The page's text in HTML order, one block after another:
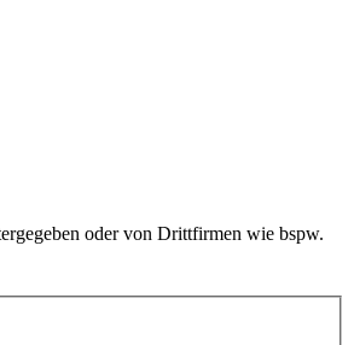
oder von Drittfirmen wie bspw.